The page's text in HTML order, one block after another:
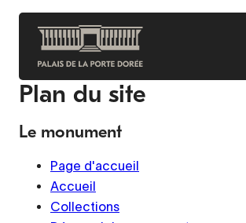
Aller
contenu
principal
Plan du site
Le monument
Page d'accueil
Accueil
Collections